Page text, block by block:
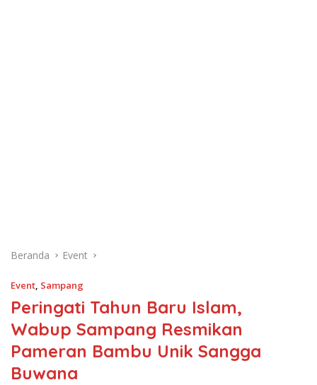
Beranda Event
Event, Sampang
Peringati Tahun Baru Islam,
Wabup Sampang Resmikan
Pameran Bambu Unik Sangga
Buwana